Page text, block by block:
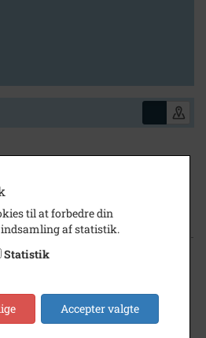
Aage Lærer Hellested
til at forbedre din
af statistik.
Statistik
Accepter valgte